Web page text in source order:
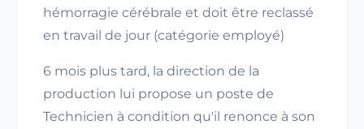
hémorragie cérébrale et doit être reclassé
en travail de jour (catégorie employé)
6 mois plus tard, la direction de la
production lui propose un poste de
Technicien à condition qu'il renonce à son